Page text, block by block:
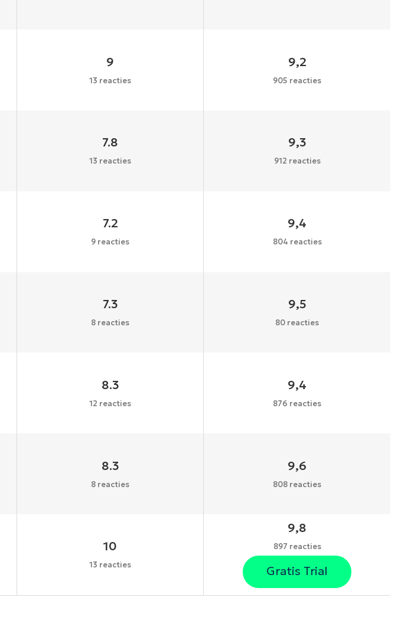
9
13 reacties
9,2
905 reacties
7.8
13 reacties
9,3
912 reacties
7.2
9 reacties
9,4
804 reacties
7.3
8 reacties
9,5
80 reacties
8.3
12 reacties
9,4
876 reacties
8.3
8 reacties
9,6
808 reacties
10
13 reacties
9,8
897 reacties
Gratis Trial